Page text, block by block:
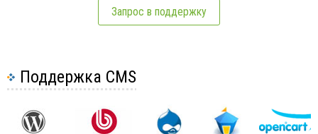
Запрос в поддержку
Поддержка CMS